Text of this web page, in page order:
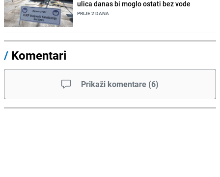
ulica danas bi moglo ostati bez vode
PRIJE 2 DANA
/ Komentari
Prikaži komentare (6)